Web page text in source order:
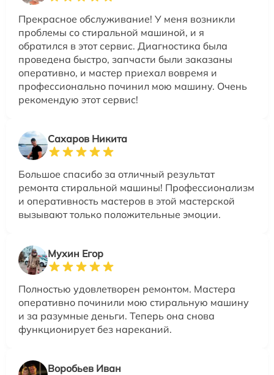
Прекрасное обслуживание! У меня возникли
проблемы со стиральной машиной, и я
обратился в этот сервис. Диагностика была
проведена быстро, запчасти были заказаны
оперативно, и мастер приехал вовремя и
профессионально починил мою машину. Очень
рекомендую этот сервис!
Сахаров Никита
Большое спасибо за отличный результат
ремонта стиральной машины! Профессионализм
и оперативность мастеров в этой мастерской
вызывают только положительные эмоции.
Мухин Егор
Полностью удовлетворен ремонтом. Мастера
оперативно починили мою стиральную машину
и за разумные деньги. Теперь она снова
функционирует без нареканий.
Воробьев Иван